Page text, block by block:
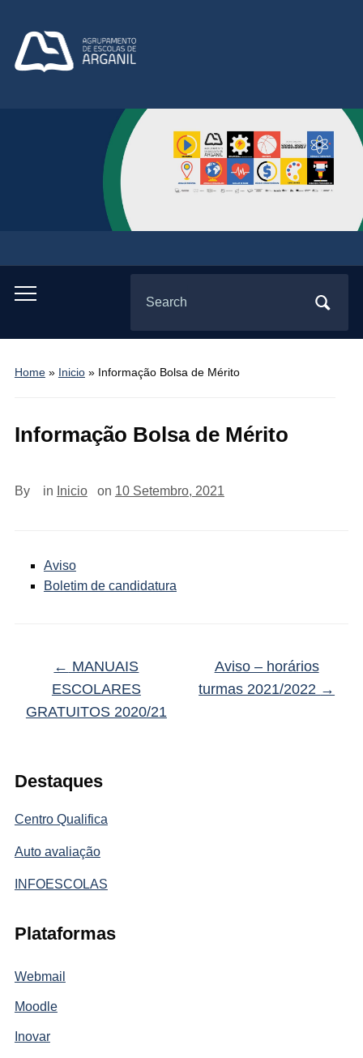
Toggle
menu
for:
Home» Inicio» Informação Bolsa de Mérito
Destaques
Centro Qualifica
Auto avaliação
INFOESCOLAS
Plataformas
Webmail
Moodle
Inovar
Informação Bolsa de Mérito
By in Inicio on 10 Setembro, 2021
Aviso
Boletim de candidatura
← MANUAIS
ESCOLARES
GRATUITOS 2020/21
Aviso – horários
turmas 2021/2022 →